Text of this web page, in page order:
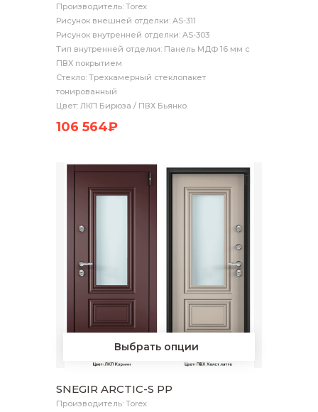
Производитель: Torex
Рисунок внешней отделки: AS-311
Рисунок внутренней отделки: AS-303
Тип внутренней отделки: Панель МДФ 16 мм с
ПВХ покрытием
Стекло: Трехкамерный стеклопакет
тонированный
Цвет: ЛКП Бирюза / ПВХ Бьянко
106 564₽
Выбрать опции
SNEGIR ARCTIC-S PP
Производитель: Torex